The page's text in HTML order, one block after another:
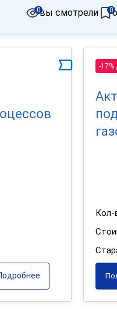
вы смотрели
0 0
-17%
Кол-